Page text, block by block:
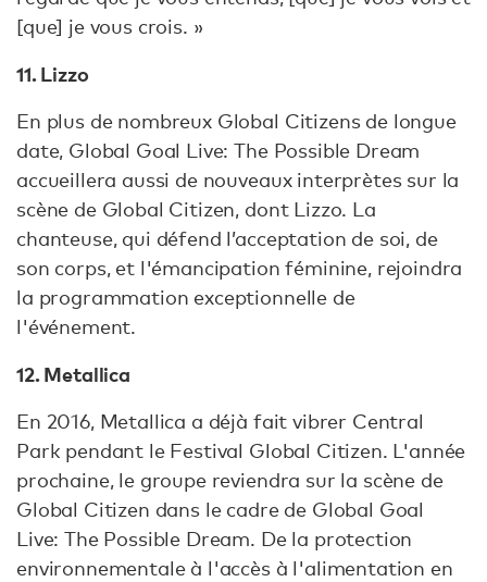
[que] je vous crois. »
11. Lizzo
En plus de nombreux Global Citizens de longue
date, Global Goal Live: The Possible Dream
accueillera aussi de nouveaux interprètes sur la
scène de Global Citizen, dont Lizzo. La
chanteuse, qui défend l’acceptation de soi, de
son corps, et l'émancipation féminine, rejoindra
la programmation exceptionnelle de
l'événement.
12. Metallica
En 2016, Metallica a déjà fait vibrer Central
Park pendant le Festival Global Citizen. L'année
prochaine, le groupe reviendra sur la scène de
Global Citizen dans le cadre de Global Goal
Live: The Possible Dream. De la protection
environnementale à l'accès à l'alimentation en